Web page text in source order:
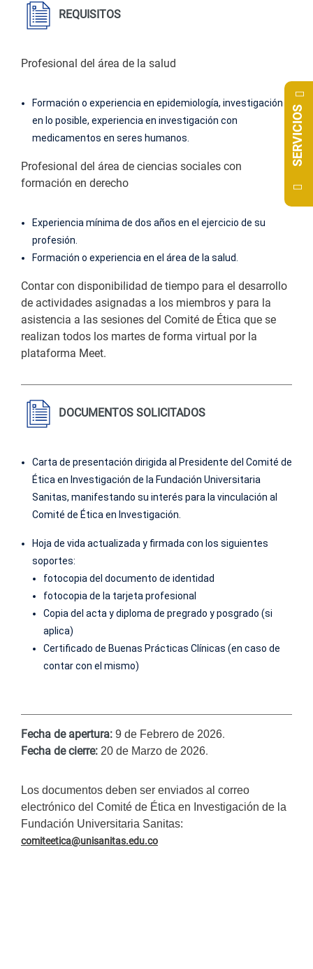
REQUISITOS
Profesional del área de la salud
Formación o experiencia en epidemiología, investigación y
en lo posible, experiencia en investigación con
medicamentos en seres humanos.
Profesional del área de ciencias sociales con
formación en derecho
Experiencia mínima de dos años en el ejercicio de su
profesión.
Formación o experiencia en el área de la salud.
Contar con disponibilidad de tiempo para el desarrollo
de actividades asignadas a los miembros y para la
asistencia a las sesiones del Comité de Ética que se
realizan todos los martes de forma virtual por la
plataforma Meet.
DOCUMENTOS SOLICITADOS
Carta de presentación dirigida al Presidente del Comité de
Ética en Investigación de la Fundación Universitaria
Sanitas, manifestando su interés para la vinculación al
Comité de Ética en Investigación.
Hoja de vida actualizada y firmada con los siguientes
soportes:
fotocopia del documento de identidad
fotocopia de la tarjeta profesional
Copia del acta y diploma de pregrado y posgrado (si
aplica)
Certificado de Buenas Prácticas Clínicas (en caso de
contar con el mismo)
Fecha de apertura: 9 de Febrero de 2026.
Fecha de cierre: 20 de Marzo de 2026.
Los documentos deben ser enviados al correo
electrónico del Comité de Ética en Investigación de la
Fundación Universitaria Sanitas:
comiteetica@unisanitas.edu.co
SERVICIOS